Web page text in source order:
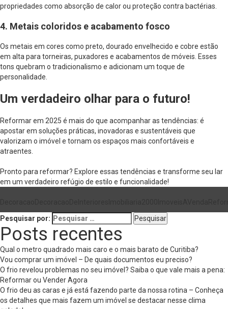
propriedades como absorção de calor ou proteção contra bactérias.
4. Metais coloridos e acabamento fosco
Os metais em cores como preto, dourado envelhecido e cobre estão
em alta para torneiras, puxadores e acabamentos de móveis. Esses
tons quebram o tradicionalismo e adicionam um toque de
personalidade.
Um verdadeiro olhar para o futuro!
Reformar em 2025 é mais do que acompanhar as tendências: é
apostar em soluções práticas, inovadoras e sustentáveis que
valorizam o imóvel e tornam os espaços mais confortáveis e
atraentes.
Pronto para reformar? Explore essas tendências e transforme seu lar
em um verdadeiro refúgio de estilo e funcionalidade!
Pesquisar por:
Posts recentes
Qual o metro quadrado mais caro e o mais barato de Curitiba?
Vou comprar um imóvel – De quais documentos eu preciso?
O frio revelou problemas no seu imóvel? Saiba o que vale mais a pena:
Reformar ou Vender Agora
O frio deu as caras e já está fazendo parte da nossa rotina – Conheça
os detalhes que mais fazem um imóvel se destacar nesse clima